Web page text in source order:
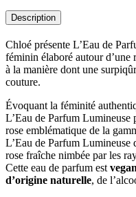
Description
Chloé présente L’Eau de
féminin élaboré autour d’une
à la manière dont une
couture.
Évoquant la féminité
L’Eau de Parfum Lumineuse
rose emblématique de la
L’Eau de Parfum Lumineuse
rose fraîche nimbée par les
Cette eau de parfum est vegan
d’origine naturelle, de